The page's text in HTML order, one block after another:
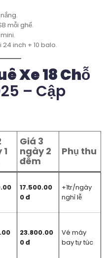
mỗi ghế.
24 inch + 10 balo.
Xe 18 Chỗ
– Cập
Giá 3
ngày 2
đêm
Phụ thu
17.500.00
0 đ
+1tr/ngày
nghỉ lễ
23.800.00
0 đ
Vé máy
bay tự túc